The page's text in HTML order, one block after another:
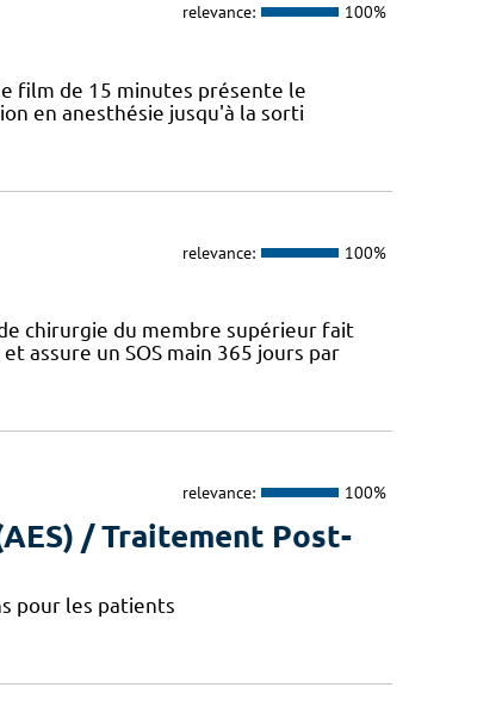
relevance: 100%
film de 15 minutes présente le
en anesthésie jusqu'à la sorti
relevance: 100%
chirurgie du membre supérieur fait
assure un SOS main 365 jours par
relevance: 100%
/ Traitement Post-
pour les patients